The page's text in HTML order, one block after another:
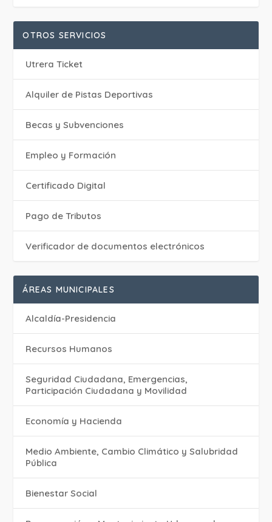
OTROS SERVICIOS
Utrera Ticket
Alquiler de Pistas Deportivas
Becas y Subvenciones
Empleo y Formación
Certificado Digital
Pago de Tributos
Verificador de documentos electrónicos
ÁREAS MUNICIPALES
Alcaldía-Presidencia
Recursos Humanos
Seguridad Ciudadana, Emergencias,
Participación Ciudadana y Movilidad
Economía y Hacienda
Medio Ambiente, Cambio Climático y Salubridad
Pública
Bienestar Social